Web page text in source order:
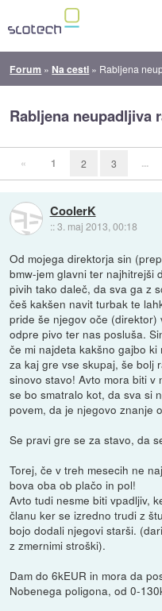
Forum » Na cesti » Rabljena
Rabljena neupadljiva
« 1 2 3 ...
CoolerK
::3. maj 2013, 00:18
Od mojega direktorja sin
bmw-jem glavni ter najhitrejši
pivih tako daleč, da sva ga z
češ kakšen navit turbak te
pride še njegov oče
odpre pivo ter nas posluša.
če mi najdeta kakšno gajbo
za kaj gre vse skupaj, še bolj
sinovo stavo! Avto mora biti
se bo smatralo kot, da sva si
povem, da je njegovo znanje
Se pravi gre se za stavo, da
Torej, če v treh mesecih ne
bova oba ob plačo in pol!
Avto tudi nesme biti vpadljiv,
članu ker se izredno trudi z
bojo dodali njegovi starši.
z zmernimi stroški).
Dam do 6kEUR in mora da
Nobenega poligona, od 0-